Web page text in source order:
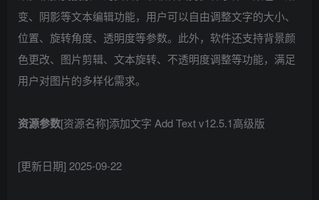
变、阴影等文本编辑功能，用户可以自由调整文字的大小、
位置、旋转角度、透明度等参数。此外，软件还支持背景颜
色更改、图片剪辑、文本旋转、不透明度调整等功能，满足
用户对图片的多样化需求。
资源参数[资源名称]添加文字 Add Text v12.5.1高级版
[更新日期] 2025-09-22